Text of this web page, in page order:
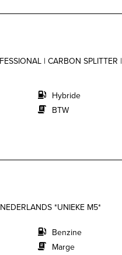
| CARBON SPLITTER |
Hybride
BTW
*UNIEKE M5*
Benzine
Marge